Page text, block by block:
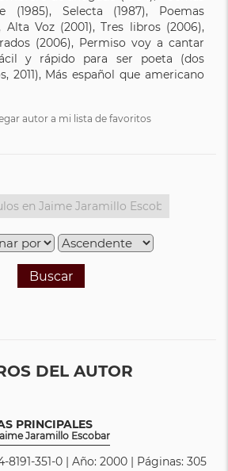
(1985), Selecta (1987), Poemas
Alta Voz (2001), Tres libros (2006),
(2006), Permiso voy a cantar
y rápido para ser poeta (dos
2011), Más español que americano
autor a mi lista de favoritos
Buscar
DEL AUTOR
PRINCIPALES
Jaramillo Escobar
8191-351-0 | Año: 2000 | Páginas: 305